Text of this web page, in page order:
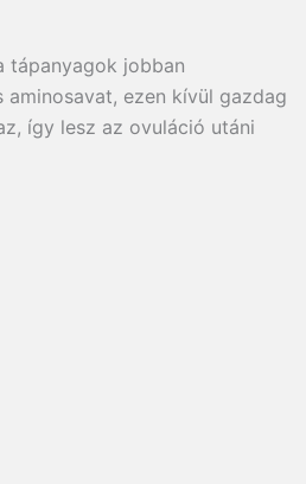
tápanyagok jobban
ezen kívül gazdag
így lesz az ovuláció utáni